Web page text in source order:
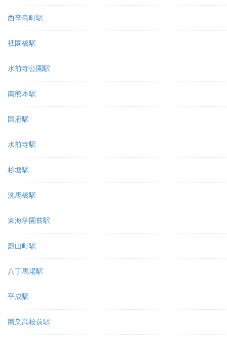
西辛島町駅
祗園橋駅
水前寺公園駅
南熊本駅
国府駅
水前寺駅
杉塘駅
洗馬橋駅
東海学園前駅
蔚山町駅
八丁馬場駅
平成駅
商業高校前駅